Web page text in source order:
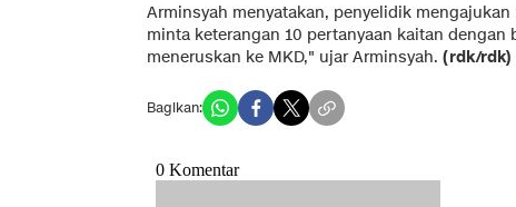
Arminsyah menyatakan, penyelidik
minta keterangan 10 pertanyaan kaitan dengan
meneruskan ke MKD," ujar Arminsyah. (rdk/rdk)
Bagikan: